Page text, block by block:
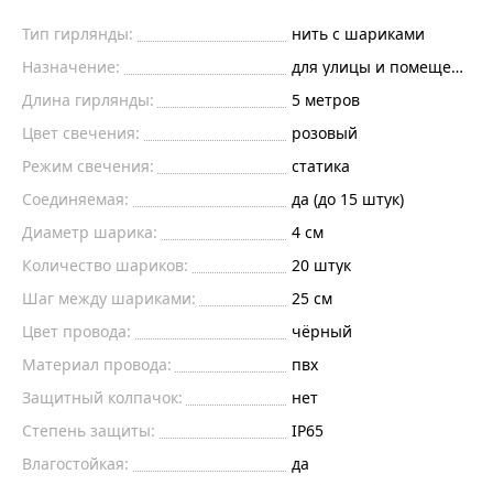
Тип гирлянды:
нить с шариками
Назначение:
для улицы и помещений
Длина гирлянды:
5 метров
Цвет свечения:
розовый
Режим свечения:
статика
Соединяемая:
да (до 15 штук)
Диаметр шарика:
4 см
Количество шариков:
20 штук
Шаг между шариками:
25 см
Цвет провода:
чёрный
Материал провода:
пвх
Защитный колпачок:
нет
Степень защиты:
IP65
Влагостойкая:
да